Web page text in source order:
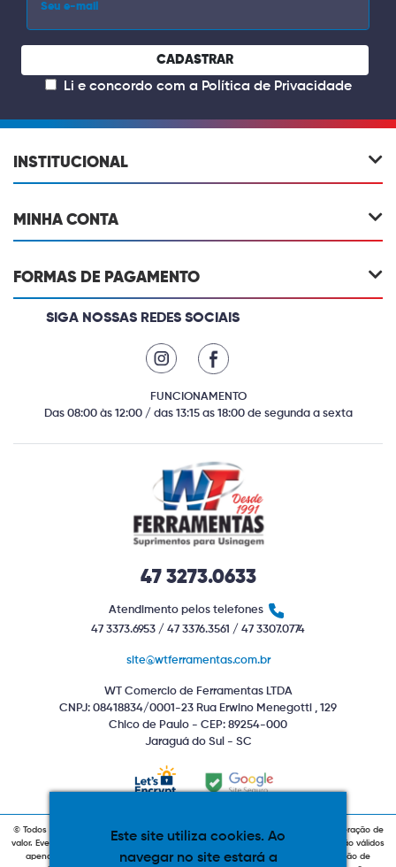
CADASTRAR
Li e concordo com a Política de Privacidade
INSTITUCIONAL
MINHA CONTA
FORMAS DE PAGAMENTO
SIGA NOSSAS REDES SOCIAIS
FUNCIONAMENTO
Das 08:00 às 12:00 / das 13:15 as 18:00 de segunda a sexta
47 3273.0633
Atendimento pelos telefones
47 3373.6953 / 47 3376.3561 / 47 3307.0774
site@wtferramentas.com.br
WT Comercio de Ferramentas LTDA
CNPJ: 08418834/0001-23 Rua Erwino Menegotti , 129
Chico de Paulo - CEP: 89254-000
Jaraguá do Sul - SC
© Todos os direitos reservados. Produtos com estoque indiponível sujeitos a alteração de
valor. Eventuais promoções, descontos e prazos de pagamento expostos aqui são válidos
apenas para compras via internet. As fotos, textos e layout aqui veiculados são de
Este site utiliza cookies. Ao
navegar no site estará a